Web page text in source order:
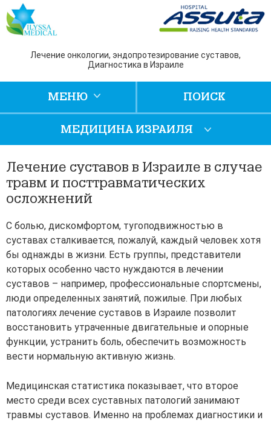
Лечение онкологии, эндопротезирование суставов,
Диагностика в Израиле
ПОИСК
МЕНЮ
Лечение суставов в Израиле в случае
травм и посттравматических
осложнений
С болью, дискомфортом, тугоподвижностью в
суставах сталкивается, пожалуй, каждый человек хотя
бы однажды в жизни. Есть группы, представители
которых особенно часто нуждаются в лечении
суставов – например, профессиональные спортсмены,
люди определенных занятий, пожилые. При любых
патологиях лечение суставов в Израиле позволит
восстановить утраченные двигательные и опорные
функции, устранить боль, обеспечить возможность
вести нормальную активную жизнь.
Медицинская статистика показывает, что второе
место среди всех суставных патологий занимают
травмы суставов. Именно на проблемах диагностики и
МЕДИЦИНА ИЗРАИЛЯ